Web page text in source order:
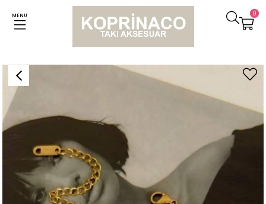
MENU 0
Bileklikler Çelik Topçuklu Üçlü Birleşik Kombin Bileklik (22 Cm)